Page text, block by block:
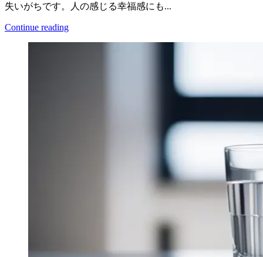
失いがちです。人の感じる幸福感にも...
Continue reading